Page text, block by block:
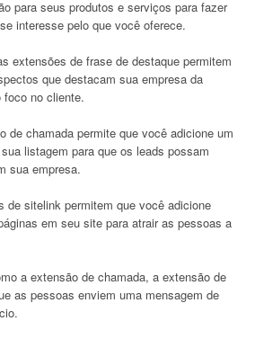
para seus produtos e serviços para fazer
interesse pelo que você oferece.
extensões de frase de destaque permitem
que destacam sua empresa da
no cliente.
de chamada permite que você adicione um
listagem para que os leads possam
sua empresa.
de sitelink permitem que você adicione
em seu site para atrair as pessoas a
a extensão de chamada, a extensão de
as pessoas enviem uma mensagem de